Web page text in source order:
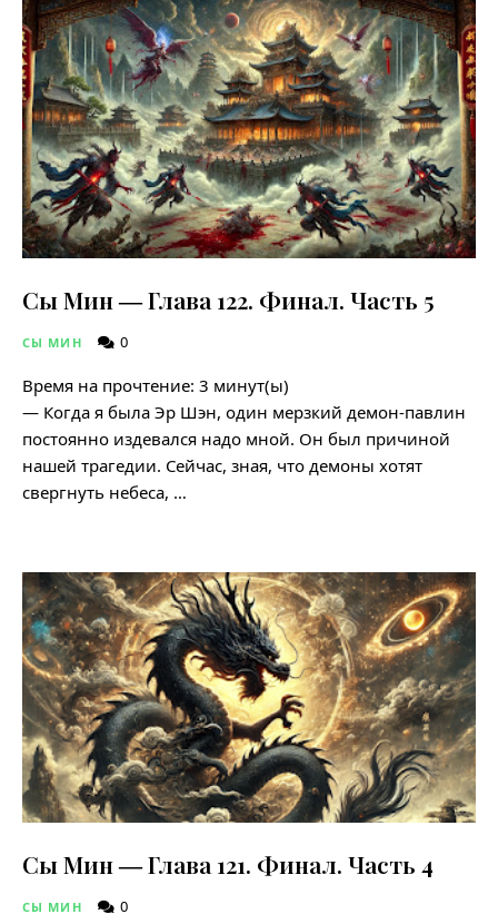
Сы Мин ― Глава 122. Финал. Часть 5
СЫ МИН 0
Время на прочтение: 3 минут(ы)
— Когда я была Эр Шэн, один мерзкий демон-павлин
постоянно издевался надо мной. Он был причиной
нашей трагедии. Сейчас, зная, что демоны хотят
свергнуть небеса, …
Сы Мин ― Глава 121. Финал. Часть 4
СЫ МИН 0